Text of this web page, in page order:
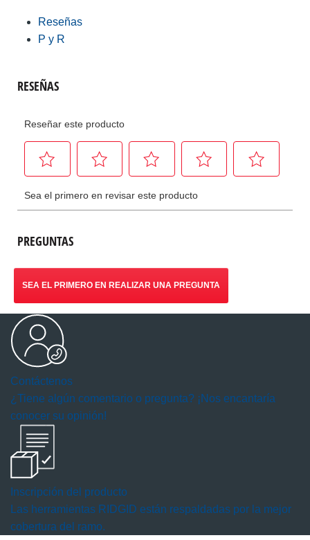
Reseñas
P y R
PREGUNTAS
SEA EL PRIMERO EN REALIZAR UNA PREGUNTA
Contáctenos
¿Tiene algún comentario o pregunta? ¡Nos encantaría
conocer su opinión!
Inscripción del producto
Las herramientas RIDGID están respaldadas por la mejor
cobertura del ramo.